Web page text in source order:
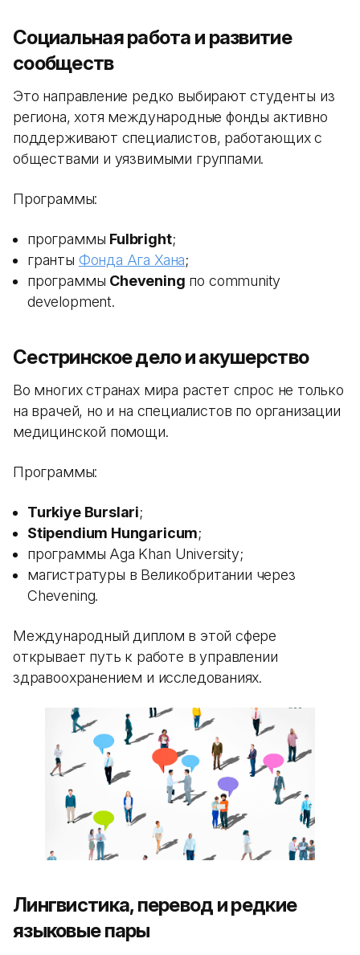
Социальная работа и развитие
сообществ
Это направление редко выбирают студенты из
региона, хотя международные фонды активно
поддерживают специалистов, работающих с
обществами и уязвимыми группами.
Программы:
программы Fulbright;
гранты Фонда Ага Хана;
программы Chevening по community
development.
Сестринское дело и акушерство
Во многих странах мира растет спрос не только
на врачей, но и на специалистов по организации
медицинской помощи.
Программы:
Turkiye Burslari;
Stipendium Hungaricum;
программы Aga Khan University;
магистратуры в Великобритании через
Chevening.
Международный диплом в этой сфере
открывает путь к работе в управлении
здравоохранением и исследованиях.
Лингвистика, перевод и редкие
языковые пары